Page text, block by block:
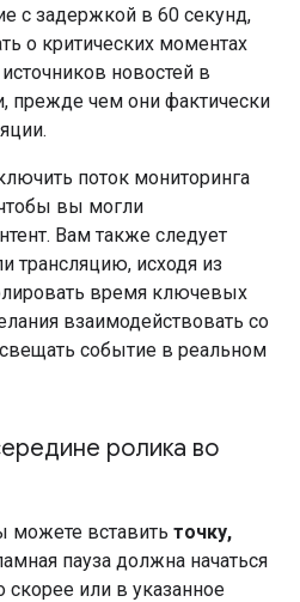
с задержкой в ​​60 секунд,
о критических моментах
новостей в
прежде чем они фактически
поток мониторинга
вы могли
Вам также следует
трансляцию, исходя из
время ключевых
взаимодействовать со
событие в реальном
ролика во
можете вставить точку,
пауза должна начаться
или в указанное